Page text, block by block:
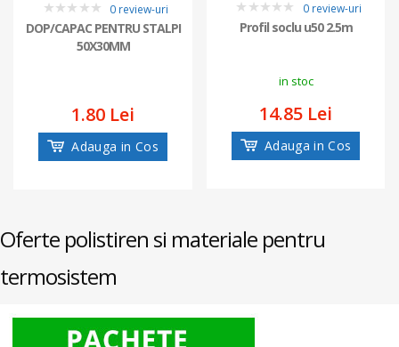
0
0 review-uri
DOP/CAPAC PENTRU STALPI
50X30MM
1.80 Lei
Adauga in Cos
0 review-uri
Profil soclu u50 2.5m
in stoc
14.85 Lei
Adauga in Cos
Oferte polistiren si materiale pentru
termosistem